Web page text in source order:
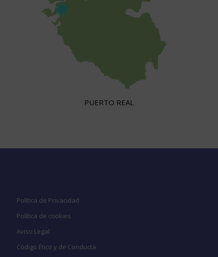
1
PUERTO REAL
Política de Privacidad
Política de cookies
Aviso Legal
Código Ético y de Conducta